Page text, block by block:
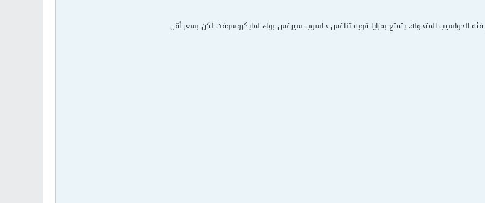
الحواسيب المتحولة، يتمتع بمزايا قوية تنافس حاسوب سيرفس بوك لمايكروسوفت لكن بسعر أقل.